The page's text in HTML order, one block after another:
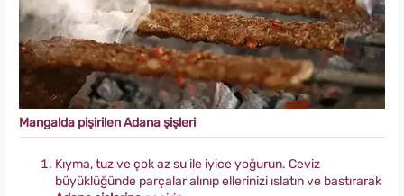
Mangalda pişirilen Adana şişleri
Kıyma, tuz ve çok az su ile iyice yoğurun. Ceviz
büyüklüğünde parçalar alınıp ellerinizi ıslatın ve bastırarak